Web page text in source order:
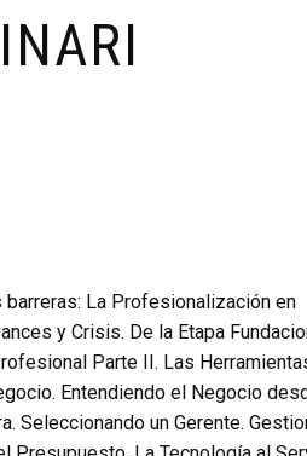
La Profesionalización en
y Crisis. De la Etapa
Parte II. Las
Entendiendo el Negocio
Seleccionando un Gerente.